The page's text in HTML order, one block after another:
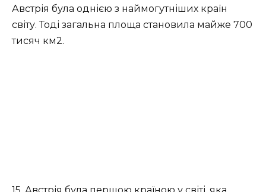
Австрія була однією з наймогутніших країн
світу. Тоді загальна площа становила майже 700
тисяч км2.